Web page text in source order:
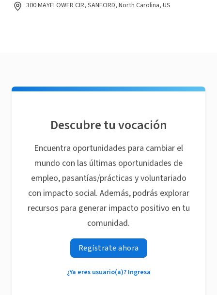
300 MAYFLOWER CIR, SANFORD, North Carolina, US
Descubre tu vocación
Encuentra oportunidades para cambiar el
mundo con las últimas oportunidades de
empleo, pasantías/prácticas y voluntariado
con impacto social. Además, podrás explorar
recursos para generar impacto positivo en tu
comunidad.
Regístrate ahora
¿Ya eres usuario(a)? Ingresa